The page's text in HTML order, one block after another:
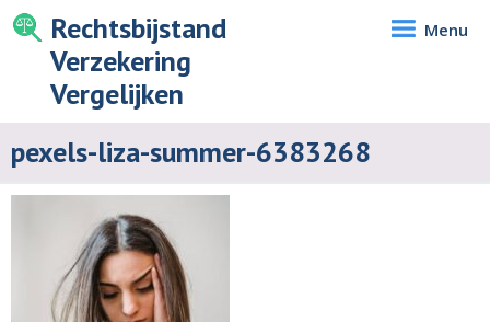
Rechtsbijstand
Verzekering
Vergelijken
Menu
pexels-liza-summer-6383268